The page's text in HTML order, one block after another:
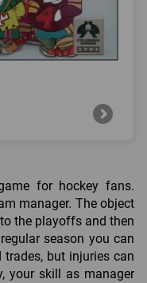
for hockey fans.
manager. The object
the playoffs and then
season you can
but injuries can
your skill as manager